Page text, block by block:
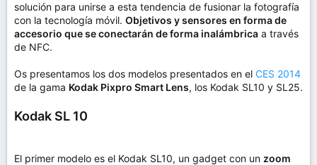
solución para unirse a esta tendencia de fusionar la fotografía
con la tecnología móvil. Objetivos y sensores en forma de
accesorio que se conectarán de forma inalámbrica a través
de NFC.
Os presentamos los dos modelos presentados en el CES 2014
de la gama Kodak Pixpro Smart Lens, los Kodak SL10 y SL25.
Kodak SL 10
El primer modelo es el Kodak SL10, un gadget con un zoom